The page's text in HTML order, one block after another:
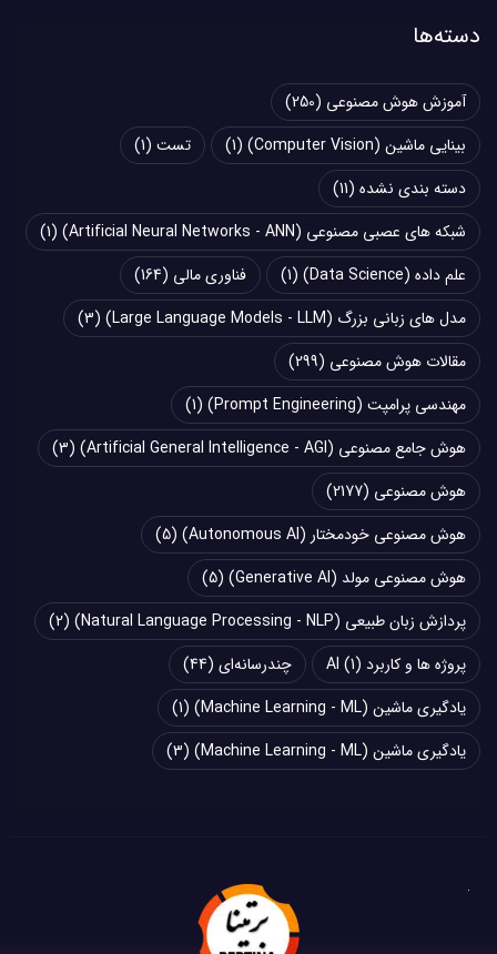
دسته‌ها
آموزش هوش مصنوعی (250)
بینایی ماشین (Computer Vision)
(1) تست (1)
دسته بندی نشده (11)
شبکه های عصبی مصنوعی (Artificial Neural Networks - ANN)
(1)
علم داده (Data Science)
(1) فناوری مالی (164)
مدل های زبانی بزرگ (Large Language Models - LLM)
(3)
مقالات هوش مصنوعی (299)
مهندسی پرامپت (Prompt Engineering)
(1)
هوش جامع مصنوعی (Artificial General Intelligence - AGI)
(3)
هوش مصنوعی (2177)
هوش مصنوعی خودمختار (Autonomous AI)
(5)
هوش مصنوعی مولد (Generative AI)
(5)
پردازش زبان طبیعی (Natural Language Processing - NLP)
(2)
پروژه ها و کاربرد AI (1) چند‌‌رسانه‌ای (44)
یادگیری ماشین (Machine Learning - ML)
(1)
یادگیری ماشین (Machine Learning - ML)
(3)